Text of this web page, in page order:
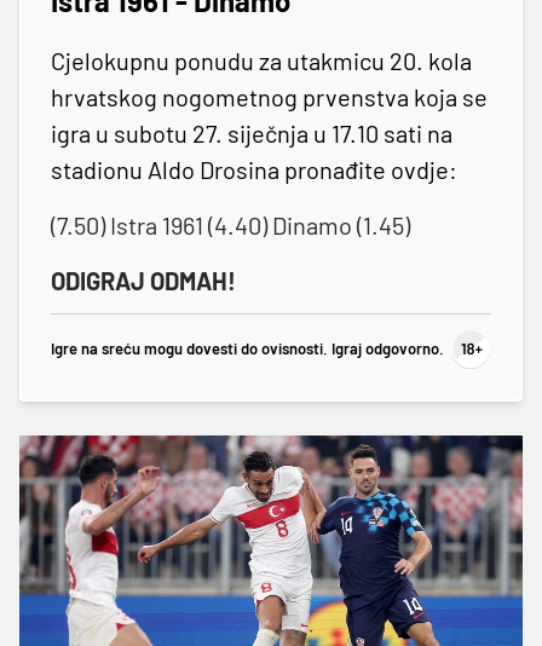
Cjelokupnu ponudu za utakmicu 20. kola
hrvatskog nogometnog prvenstva koja se
igra u subotu 27. siječnja u 17.10 sati na
stadionu Aldo Drosina pronađite ovdje:
(7.50) Istra 1961 (4.40) Dinamo (1.45)
ODIGRAJ ODMAH!
Igre na sreću mogu dovesti do ovisnosti. Igraj odgovorno.